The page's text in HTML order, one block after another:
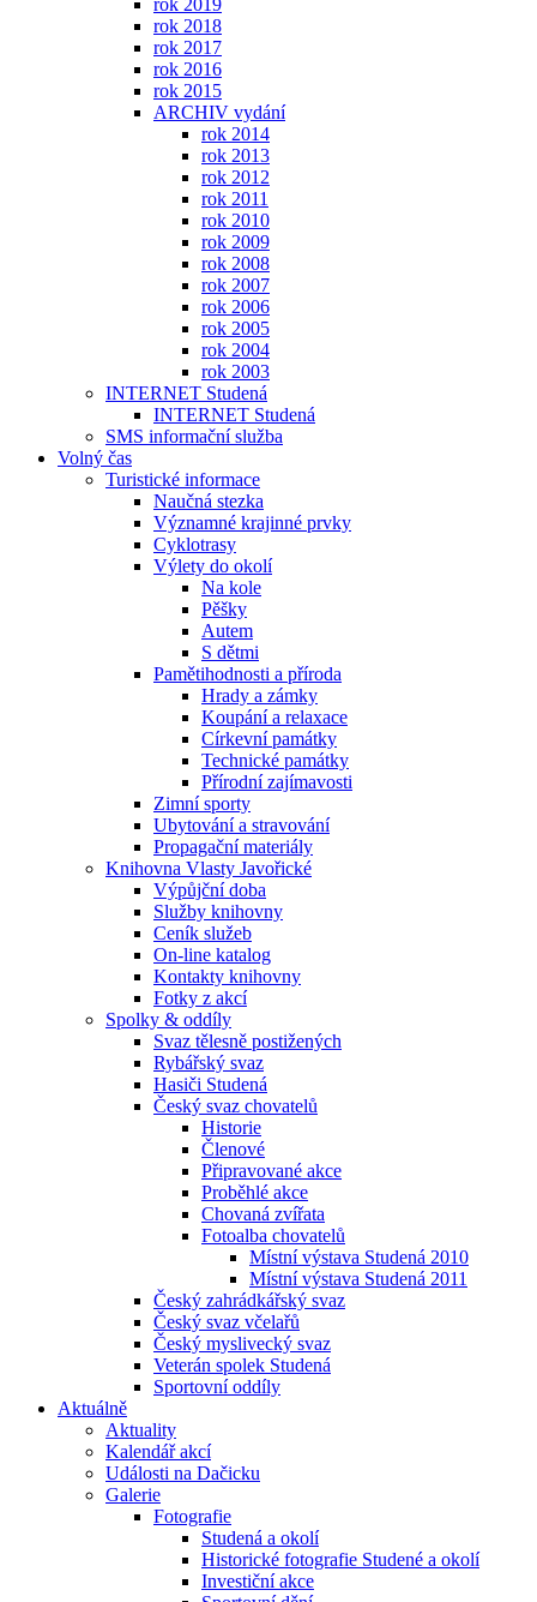
rok 2019
rok 2018
rok 2017
rok 2016
rok 2015
ARCHIV vydání
rok 2014
rok 2013
rok 2012
rok 2011
rok 2010
rok 2009
rok 2008
rok 2007
rok 2006
rok 2005
rok 2004
rok 2003
INTERNET Studená
INTERNET Studená
SMS informační služba
Volný čas
Turistické informace
Naučná stezka
Významné krajinné prvky
Cyklotrasy
Výlety do okolí
Na kole
Pěšky
Autem
S dětmi
Pamětihodnosti a příroda
Hrady a zámky
Koupání a relaxace
Církevní památky
Technické památky
Přírodní zajímavosti
Zimní sporty
Ubytování a stravování
Propagační materiály
Knihovna Vlasty Javořické
Výpůjční doba
Služby knihovny
Ceník služeb
On-line katalog
Kontakty knihovny
Fotky z akcí
Spolky & oddíly
Svaz tělesně postižených
Rybářský svaz
Hasiči Studená
Český svaz chovatelů
Historie
Členové
Připravované akce
Proběhlé akce
Chovaná zvířata
Fotoalba chovatelů
Místní výstava Studená 2010
Místní výstava Studená 2011
Český zahrádkářský svaz
Český svaz včelařů
Český myslivecký svaz
Veterán spolek Studená
Sportovní oddíly
Aktuálně
Aktuality
Kalendář akcí
Události na Dačicku
Galerie
Fotografie
Studená a okolí
Historické fotografie Studené a okolí
Investiční akce